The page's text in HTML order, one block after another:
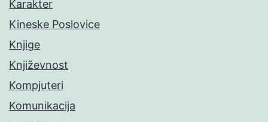
Karakter
Kineske Poslovice
Knjige
Književnost
Kompjuteri
Komunikacija